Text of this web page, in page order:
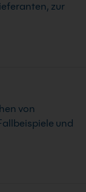
zur
von
und